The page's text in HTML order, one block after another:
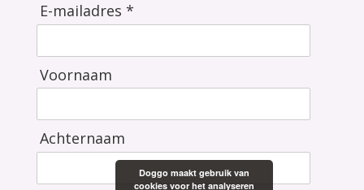
E-mailadres *
Voornaam
Achternaam
Doggo maakt gebruik van
cookies voor het analyseren